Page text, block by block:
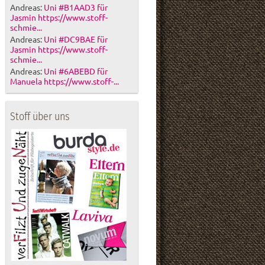
Andreas: Uni #B1AAD3 für
Jasmin https://www.stoff-
schmie...
Andreas: Uni #DC9BAE für
Jasmin https://www.stoff-
schmie...
Andreas: Uni #6ABEBD für
Manuela https://www.stoff-...
Stoff über uns